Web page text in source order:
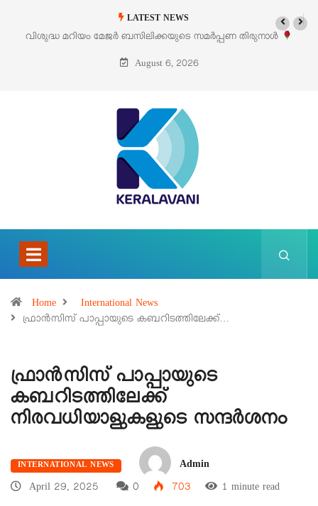
LATEST NEWS
തിരുനാൾ
‘പെറ്റൽസ്’ ലൈഫ് സ്റ്റൈൽ എക്സിബിഷനും സെയിലും
പെരുമാനൂരിൽ
August 6, 2026
Home
International News
ഫ്രാൻസിസ് പാപ്പായുടെ കബറിടത്തിലേക്ക്…
ഫ്രാൻസിസ് പാപ്പായുടെ
കബറിടത്തിലേക്ക്
നിരവധിയാളുകളുടെ സന്ദർശനം
INTERNATIONAL NEWS
Admin
April 29, 2025
0 703 1 minute read